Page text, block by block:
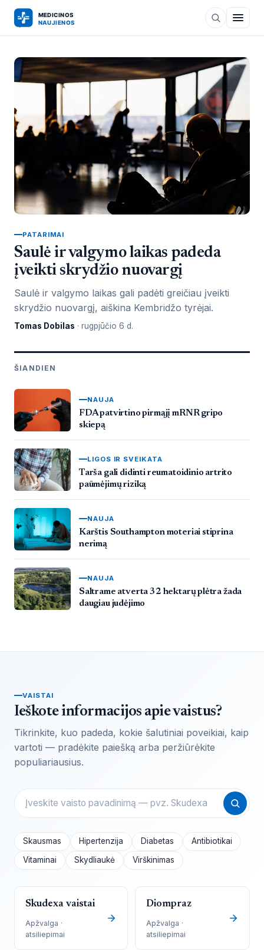
PATARIMAI
Saulė ir valgymo laikas padeda
įveikti skrydžio nuovargį
Saulė ir valgymo laikas gali padėti greičiau įveikti
skrydžio nuovargį, aiškina Kembridžo tyrėjai.
Tomas Dobilas · rugpjūčio 6 d.
ŠIANDIEN
NAUJA
FDA patvirtino pirmąjį mRNR gripo
skiepą
LIGOS IR SVEIKATA
Tarša gali didinti reumatoidinio artrito
paūmėjimų riziką
NAUJA
Karštis Southampton moteriai stiprina
nerimą
NAUJA
Saltrame atverta 32 hektarų plėtra žada
daugiau judėjimo
VAISTAI
Ieškote informacijos apie vaistus?
Tikrinkite, kuo padeda, kokie šalutiniai poveikiai, kaip
vartoti — pradėkite paiešką arba peržiūrėkite
populiariausius.
Skausmas Hipertenzija Diabetas
Antibiotikai
Vitaminai
Skydliaukė Virškinimas
Skudexa vaistai
Apžvalga ·
atsiliepimai
Diompraz
Apžvalga ·
atsiliepimai